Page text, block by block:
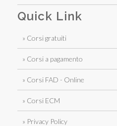
Quick Link
» Corsi gratuiti
» Corsi a pagamento
» Corsi FAD - Online
» Corsi ECM
» Privacy Policy